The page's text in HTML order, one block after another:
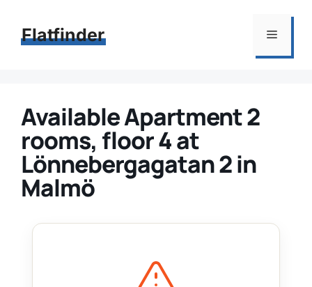
innehåll
Flatfinder Meny
Available Apartment 2
rooms, floor 4 at
Lönnebergagatan 2 in
Malmö